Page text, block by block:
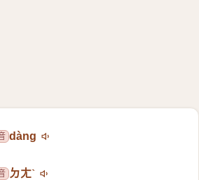
dàng
ㄉㄤˋ